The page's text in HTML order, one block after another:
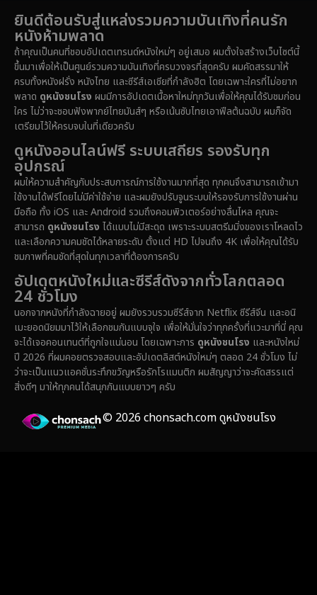
Disaster
Disney+ (5)
Documentary สารคดี (92)
Dystopian
Emotional (61)
Epic มหากาพย์ (228)
Family ครอบครัว
Fantasy จินตนาการ (336)
Fiction (14)
Gothic
1985
1983
1982
1981
1971
1962 1953
ยินดีต้อนรับสู่แหล่งรวมความบันเทิงที่คนรัก
หนังห้ามพลาด
ถ้าคุณเป็นคนที่ชอบอัปเดตเทรนด์หนังใหม่ๆ อยู่เสมอ ผมตั้งใจสร้างเว็บไซต์นี้
ขึ้นมาเพื่อให้เป็นศูนย์รวมความบันเทิงที่ครบวงจรที่สุดครับ ผมคัดสรรมาให้
ครบทั้งหนังฝรั่ง หนังไทย และซีรีส์เอเชียที่กำลังฮิต โดยเฉพาะใครที่ไม่อยาก
พลาด ดูหนังชนโรง ผมมีการอัปเดตเนื้อหาใหม่ทุกวันเพื่อให้คุณได้รับชมก่อน
ใคร ไม่ว่าจะชอบฟังพากย์ไทยมันส์ๆ หรือเน้นซับไทยเอาฟีลต้นฉบับ ผมก็จัด
เตรียมไว้ให้ครบจบในที่เดียวครับ
ดูหนังออนไลน์ฟรี ระบบเสถียร รองรับทุก
อุปกรณ์
ผมให้ความสำคัญกับประสบการณ์การใช้งานมากที่สุด ทุกคนจึงสามารถเข้ามา
ใช้งานได้ฟรีโดยไม่มีค่าใช้จ่าย และผมยังปรับจูนระบบให้รองรับการใช้งานผ่าน
มือถือ ทั้ง iOS และ Android รวมถึงคอมพิวเตอร์อย่างลื่นไหล คุณจะ
สามารถ ดูหนังชนโรง ได้แบบไม่มีสะดุด เพราะระบบสตรีมมิ่งของเราโหลดไว
และเลือกความคมชัดได้หลายระดับ ตั้งแต่ HD ไปจนถึง 4K เพื่อให้คุณได้รับ
ชมภาพที่คมชัดที่สุดในทุกเวลาที่ต้องการครับ
อัปเดตหนังใหม่และซีรีส์ดังจากทั่วโลกตลอด
24 ชั่วโมง
นอกจากหนังที่กำลังฉายอยู่ ผมยังรวบรวมซีรีส์จาก Netflix ซีรีส์จีน และอนิ
เมะยอดนิยมมาไว้ให้เลือกชมกันแบบจุใจ เพื่อให้มั่นใจว่าทุกครั้งที่แวะมาที่นี่ คุณ
จะได้เจอคอนเทนต์ที่ถูกใจแน่นอน โดยเฉพาะการ ดูหนังชนโรง และหนังใหม่
ปี 2026 ที่ผมคอยตรวจสอบและอัปเดตลิสต์หนังใหม่ๆ ตลอด 24 ชั่วโมง ไม่
ว่าจะเป็นแนวแอคชั่นระทึกขวัญหรือรักโรแมนติก ผมสัญญาว่าจะคัดสรรแต่
สิ่งดีๆ มาให้ทุกคนได้สนุกกันแบบยาวๆ ครับ
© 2026 chonsach.com ดูหนังชนโรง